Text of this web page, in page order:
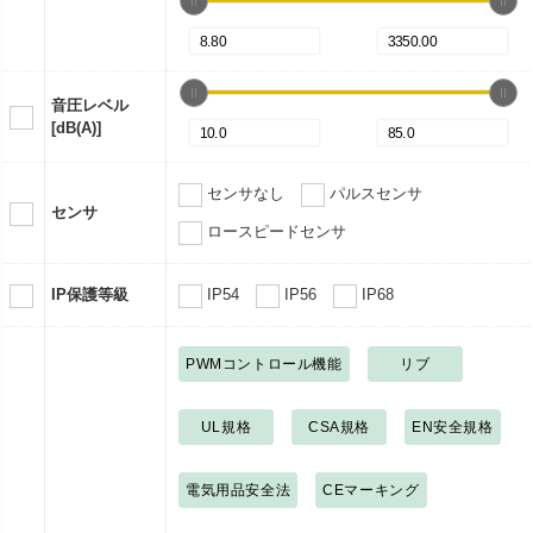
音圧レベル
[dB(A)]
センサ
センサなし パルスセンサ
ロースピードセンサ
IP保護等級 IP54 IP56 IP68
PWMコントロール機能 リブ
UL規格 CSA規格 EN安全規格
電気用品安全法 CEマーキング